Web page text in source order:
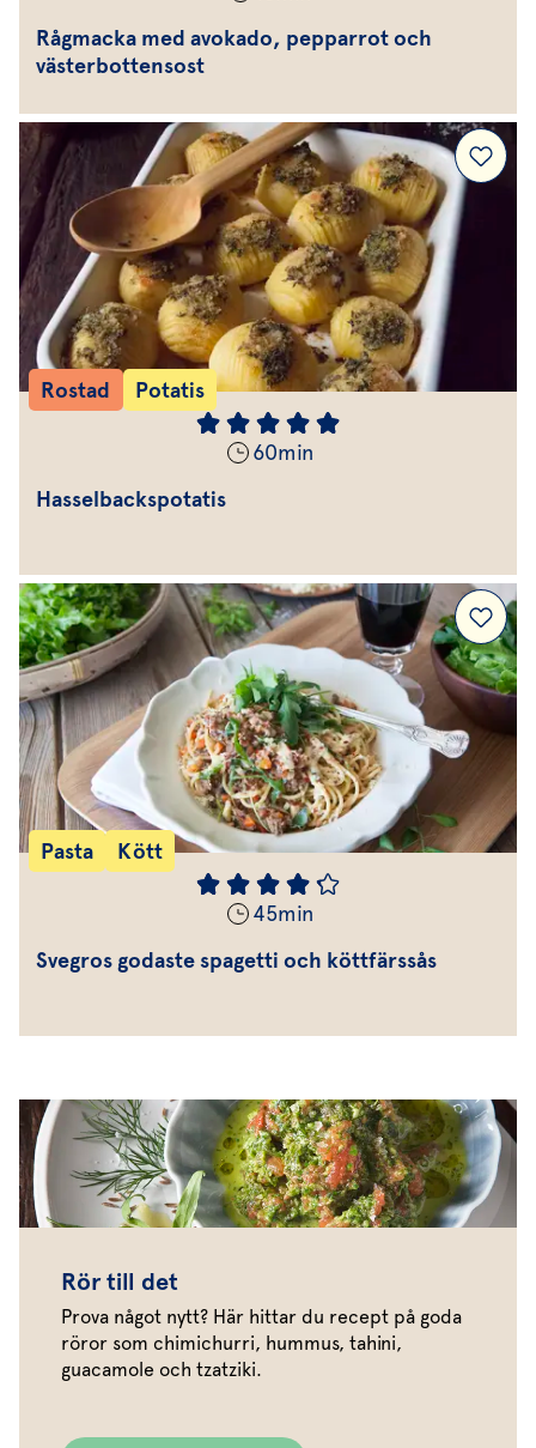
Rågmacka med avokado, pepparrot och
västerbottensost
Rostad Potatis
60min
Hasselbackspotatis
Pasta Kött
45min
Svegros godaste spagetti och köttfärssås
Rör till det
Prova något nytt? Här hittar du recept på goda
röror som chimichurri, hummus, tahini,
guacamole och tzatziki.